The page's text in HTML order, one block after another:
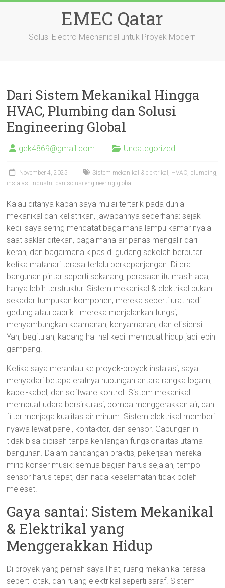
EMEC Qatar
Solusi Electro Mechanical untuk Proyek Modern
Dari Sistem Mekanikal Hingga
HVAC, Plumbing dan Solusi
Engineering Global
gek4869@gmail.com Uncategorized
November 4, 2025
Sistem mekanikal & elektrikal, HVAC, plumbing,
instalasi industri, dan solusi engineering global
Kalau ditanya kapan saya mulai tertarik pada dunia
mekanikal dan kelistrikan, jawabannya sederhana: sejak
kecil saya sering mencatat bagaimana lampu kamar nyala
saat saklar ditekan, bagaimana air panas mengalir dari
keran, dan bagaimana kipas di gudang sekolah berputar
ketika matahari terasa terlalu berkepanjangan. Di era
bangunan pintar seperti sekarang, perasaan itu masih ada,
hanya lebih terstruktur. Sistem mekanikal & elektrikal bukan
sekadar tumpukan komponen; mereka seperti urat nadi
gedung atau pabrik—mereka menjalankan fungsi,
menyambungkan keamanan, kenyamanan, dan efisiensi.
Yah, begitulah, kadang hal-hal kecil membuat hidup jadi lebih
gampang.
Ketika saya merantau ke proyek-proyek instalasi, saya
menyadari betapa eratnya hubungan antara rangka logam,
kabel-kabel, dan software kontrol. Sistem mekanikal
membuat udara bersirkulasi, pompa menggerakkan air, dan
filter menjaga kualitas air minum. Sistem elektrikal memberi
nyawa lewat panel, kontaktor, dan sensor. Gabungan ini
tidak bisa dipisah tanpa kehilangan fungsionalitas utama
bangunan. Dalam pandangan praktis, pekerjaan mereka
mirip konser musik: semua bagian harus sejalan, tempo
sensor harus tepat, dan nada keselamatan tidak boleh
meleset.
Gaya santai: Sistem Mekanikal
& Elektrikal yang
Menggerakkan Hidup
Di proyek yang pernah saya lihat, ruang mekanikal terasa
seperti otak, dan ruang elektrikal seperti saraf. Sistem